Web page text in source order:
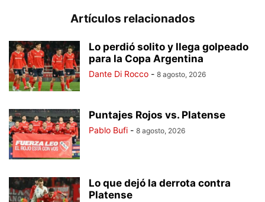
Artículos relacionados
Lo perdió solito y llega golpeado
para la Copa Argentina
Dante Di Rocco - 8 agosto, 2026
Puntajes Rojos vs. Platense
Pablo Bufi - 8 agosto, 2026
Lo que dejó la derrota contra
Platense